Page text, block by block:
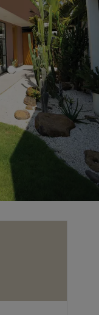
သော အရောင်ချပ်အသစ်